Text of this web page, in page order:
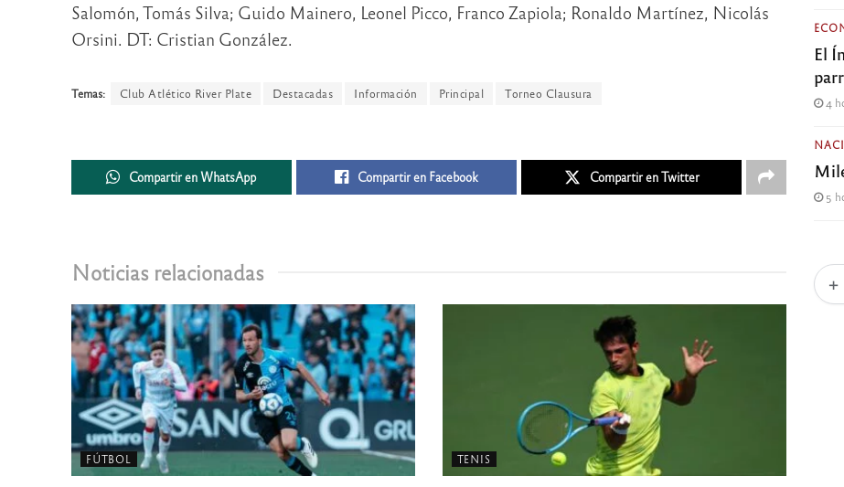
Salomón, Tomás Silva; Guido Mainero, Leonel Picco, Franco Zapiola; Ronaldo Martínez, Nicolás
Orsini. DT: Cristian González.
Temas: Club Atlético River Plate Destacadas Información Principal Torneo Clausura
Compartir en WhatsApp Compartir en Facebook Compartir en Twitter
Noticias relacionadas
FÚTBOL TENIS
El
4
5
+